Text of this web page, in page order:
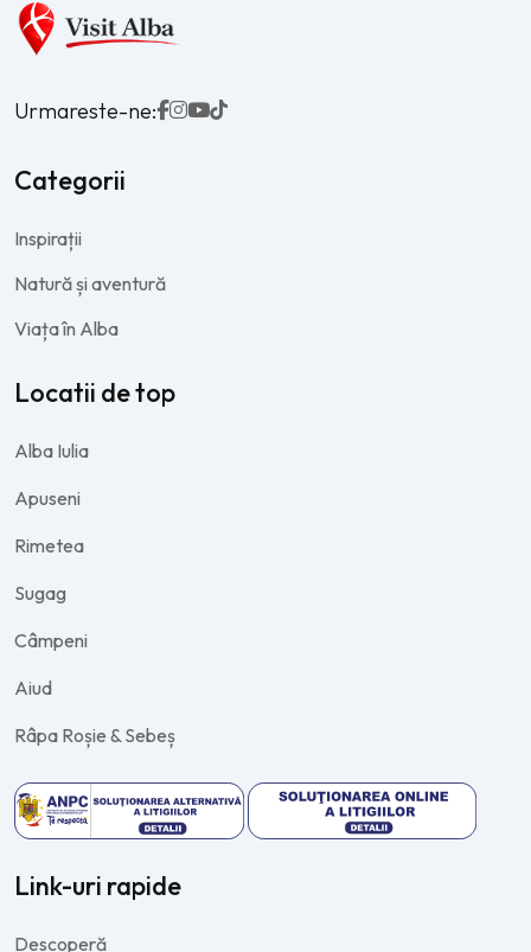
Urmareste-ne:
Categorii
Inspirații
Natură și aventură
Viața în Alba
Locatii de top
Alba Iulia
Apuseni
Rimetea
Sugag
Câmpeni
Aiud
Râpa Roșie & Sebeș
Link-uri rapide
Descoperă